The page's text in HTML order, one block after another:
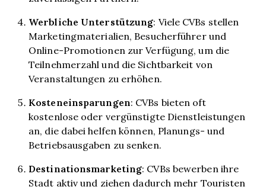
Werbliche Unterstützung: Viele CVBs stellen
Marketingmaterialien, Besucherführer und
Online-Promotionen zur Verfügung, um die
Teilnehmerzahl und die Sichtbarkeit von
Veranstaltungen zu erhöhen.
Kosteneinsparungen: CVBs bieten oft
kostenlose oder vergünstigte Dienstleistungen
an, die dabei helfen können, Planungs- und
Betriebsausgaben zu senken.
Destinationsmarketing: CVBs bewerben ihre
Stadt aktiv und ziehen dadurch mehr Touristen